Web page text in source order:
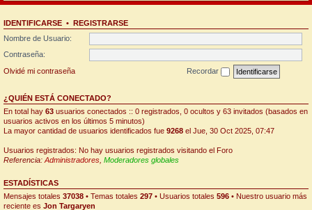
IDENTIFICARSE • REGISTRARSE
Nombre de Usuario:
Contraseña:
Olvidé mi contraseña
Recordar
¿QUIÉN ESTÁ CONECTADO?
En total hay 63 usuarios conectados :: 0 registrados, 0 ocultos y 63 invitados (basados en
usuarios activos en los últimos 5 minutos)
La mayor cantidad de usuarios identificados fue 9268 el Jue, 30 Oct 2025, 07:47
Usuarios registrados: No hay usuarios registrados visitando el Foro
Referencia: Administradores Moderadores globales
ESTADÍSTICAS
Mensajes totales 37038 • Temas totales 297 • Usuarios totales 596 • Nuestro usuario más
reciente es Jon Targaryen